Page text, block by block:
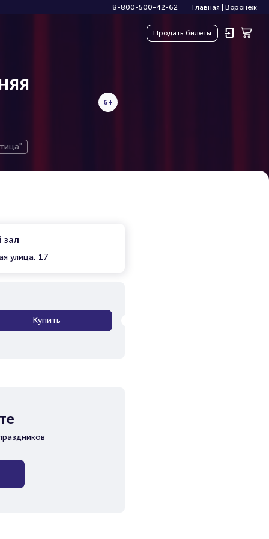
8-800-500-42-62 Главная Воронеж
Продать билеты
6+
зал
улица, 17
Купить